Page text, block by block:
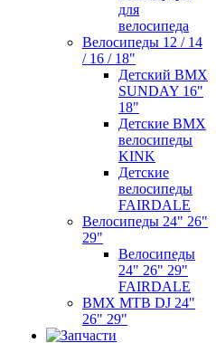
для
велосипеда
Велосипеды 12 / 14
/ 16 / 18"
Детский BMX
SUNDAY 16"
18"
Детские BMX
велосипеды
KINK
Детские
велосипеды
FAIRDALE
Велосипеды 24" 26"
29"
Велосипеды
24" 26" 29"
FAIRDALE
BMX MTB DJ 24"
26" 29"